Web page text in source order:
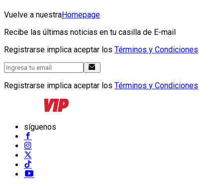
Vuelve a nuestraHomepage
Recibe las últimas noticias en tu casilla de E-mail
Registrarse implica aceptar los Términos y Condiciones
Registrarse implica aceptar los Términos y Condiciones
síguenos